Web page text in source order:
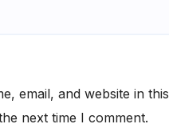
email, and website in this
next time I comment.